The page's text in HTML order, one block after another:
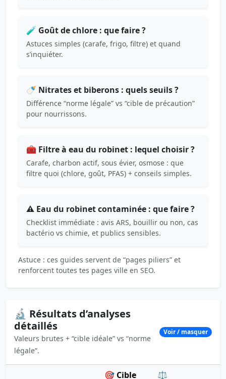
🧪 Goût de chlore : que faire ?
Astuces simples (carafe, frigo, filtre) et quand
s’inquiéter.
🍼 Nitrates et biberons : quels seuils ?
Différence “norme légale” vs “cible de précaution”
pour nourrissons.
🧰 Filtre à eau du robinet : lequel choisir ?
Carafe, charbon actif, sous évier, osmose : que
filtre quoi (chlore, goût, PFAS) + conseils simples.
⚠️ Eau du robinet contaminée : que faire ?
Checklist immédiate : avis ARS, bouillir ou non, cas
bactério vs chimie, et publics sensibles.
Astuce : ces guides servent de “pages piliers” et
renforcent toutes tes pages ville en SEO.
🔬 Résultats d’analyses
détaillés
Valeurs brutes + “cible idéale” vs “norme
légale”.
Voir / masquer
🎯 Cible
⚖️